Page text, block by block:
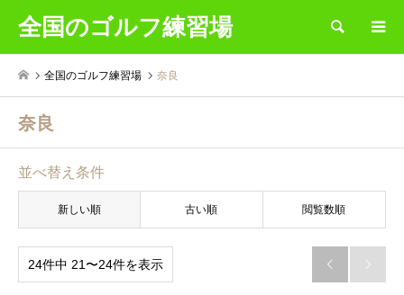
全国のゴルフ練習場 検索
全国のゴルフ練習場 奈良
奈良
並べ替え条件
新しい順 古い順 閲覧数順
24件中 21〜24件を表示  